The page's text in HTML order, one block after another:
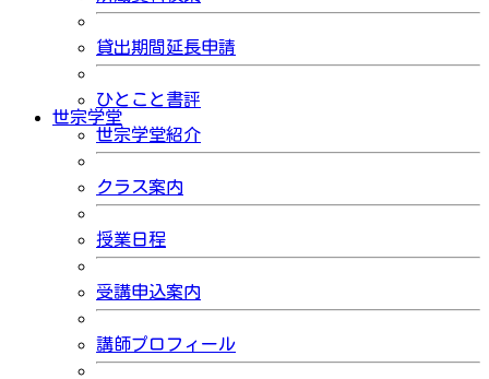
貸出期間延長申請
ひとこと書評
世宗学堂
世宗学堂紹介
クラス案内
授業日程
受講申込案内
講師プロフィール